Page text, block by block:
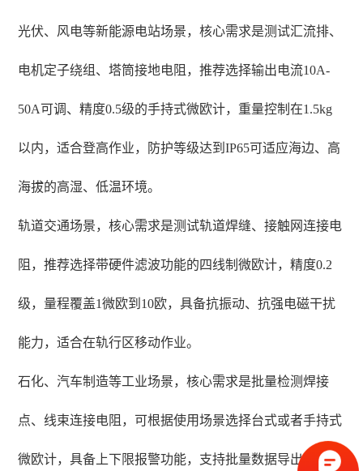
光伏、风电等新能源电站场景，核心需求是测试汇流排、
电机定子绕组、塔筒接地电阻，推荐选择输出电流10A-
50A可调、精度0.5级的手持式微欧计，重量控制在1.5kg
以内，适合登高作业，防护等级达到IP65可适应海边、高
海拔的高湿、低温环境。
轨道交通场景，核心需求是测试轨道焊缝、接触网连接电
阻，推荐选择带硬件滤波功能的四线制微欧计，精度0.2
级，量程覆盖1微欧到10欧，具备抗振动、抗强电磁干扰
能力，适合在轨行区移动作业。
石化、汽车制造等工业场景，核心需求是批量检测焊接
点、线束连接电阻，可根据使用场景选择台式或者手持式
微欧计，具备上下限报警功能，支持批量数据导出，能够